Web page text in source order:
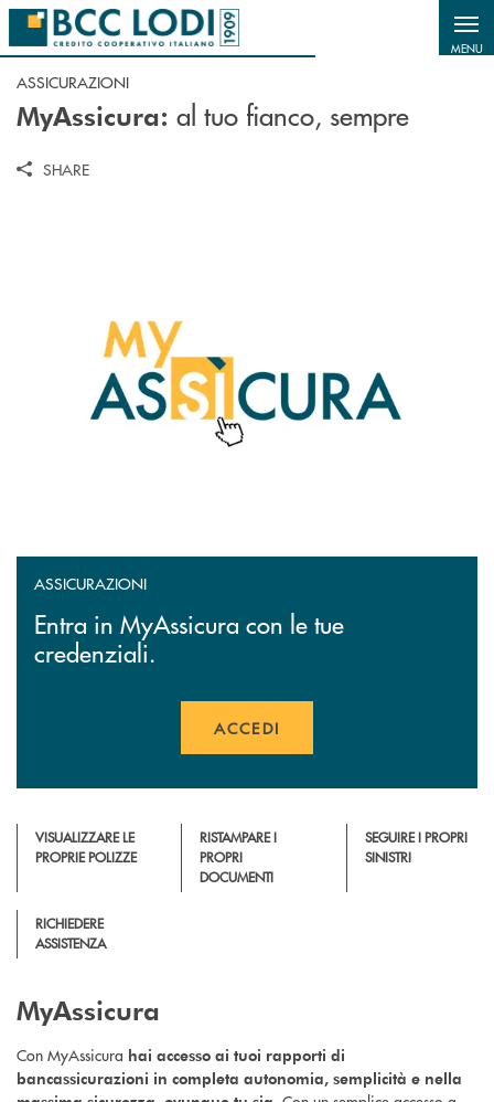
Salta al contenuto principale
MENU
ASSICURAZIONI
MyAssicura: al tuo fianco, sempre
SHARE
ASSICURAZIONI
Entra in MyAssicura con le tue
credenziali.
ACCEDI
VISUALIZZARE LE
PROPRIE POLIZZE
RISTAMPARE I
PROPRI
DOCUMENTI
SEGUIRE I PROPRI
SINISTRI
RICHIEDERE
ASSISTENZA
MyAssicura
Con MyAssicura hai accesso ai tuoi rapporti di
bancassicurazioni in completa autonomia, semplicità e nella